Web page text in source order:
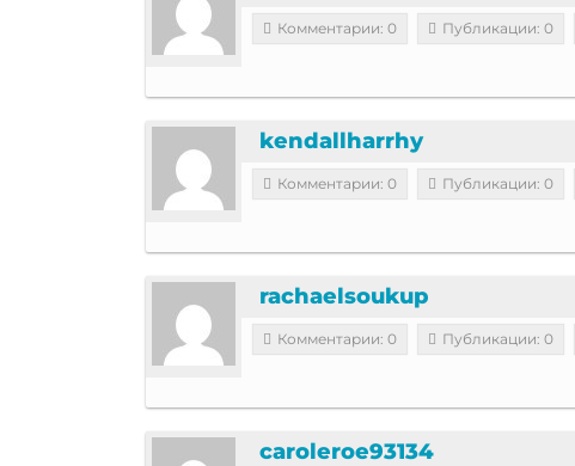
Комментарии: 0 Публикации: 0
kendallharrhy
Комментарии: 0 Публикации: 0
rachaelsoukup
Комментарии: 0 Публикации: 0
caroleroe93134